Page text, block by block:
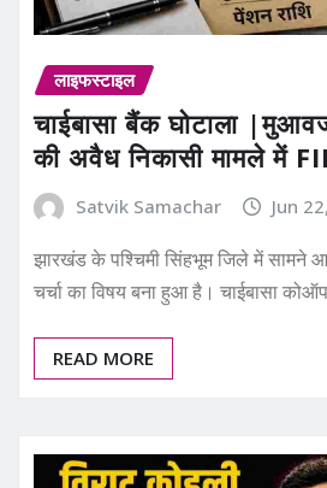
लाइफस्टाइल
चाईबासा बैंक घोटाला
की अवैध निकासी मामले में
Satvik Samachar Jun
झारखंड के पश्चिमी सिंहभूम जिले में सामने
चर्चा का विषय बना हुआ है। चाईबासा
READ MORE